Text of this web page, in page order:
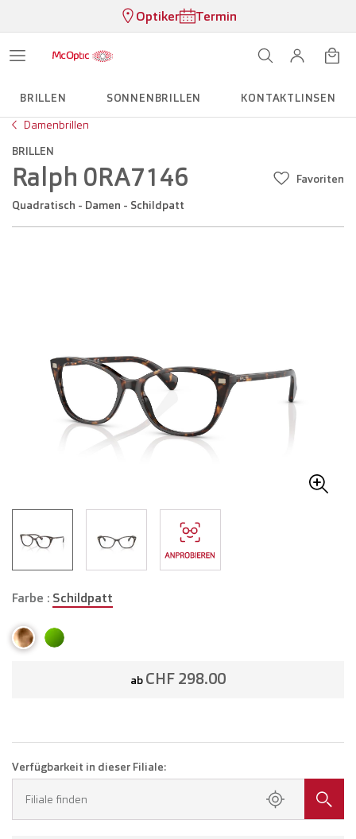
Optiker Termin
BRILLEN SONNENBRILLEN
KONTAKTLINSEN
Damenbrillen
BRILLEN
Ralph 0RA7146
Quadratisch - Damen - Schildpatt
Favoriten
Farbe : Schildpatt
ab CHF 298.00
Verfügbarkeit in dieser Filiale:
Filiale finden